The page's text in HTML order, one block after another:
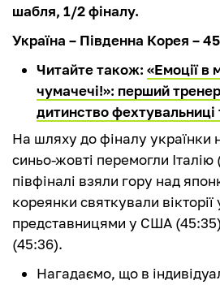
шабля, 1/2 фіналу.
Україна – Південна Корея –
Читайте також: «Емоції в
чумачечі!»: перший
дитинство фехтувальниці
На шляху до фіналу українки
синьо-жовті перемогли Італію
півфіналі взяли гору над
кореянки святкували вікторії
представницями у США
(45:36).
Нагадаємо, що в